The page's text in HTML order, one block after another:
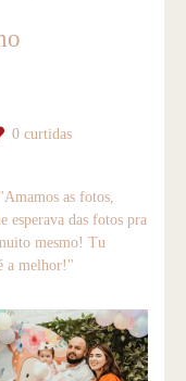
0 curtidas
as fotos,
esperava das fotos pra
mesmo! Tu
a melhor!"